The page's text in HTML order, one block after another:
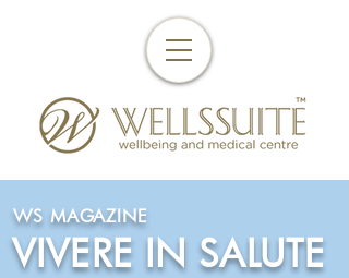
WS MAGAZINE
VIVERE IN SALUTE